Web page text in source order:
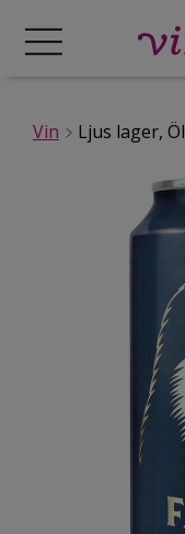
Vin Ljus lager, Öl